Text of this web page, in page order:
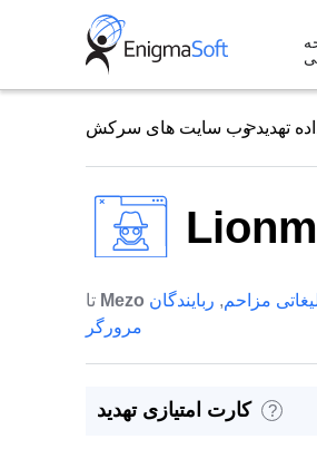
تهدید وب سایت های سرکش
Mezo مزاحم, ربایندگان
مرورگر
کارت امتیازی تهدید ?